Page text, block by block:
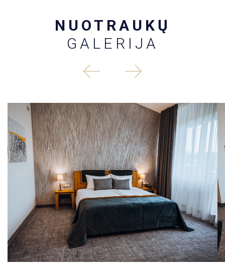
NUOTRAUKŲ
GALERIJA